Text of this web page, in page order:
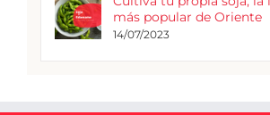
más popular de Oriente
14/07/2023